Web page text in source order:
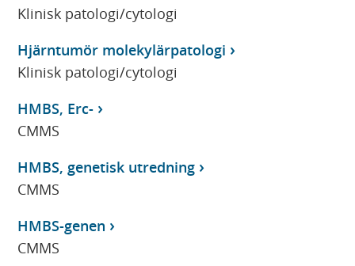
Klinisk patologi/cytologi
Hjärntumör molekylärpatologi
Klinisk patologi/cytologi
HMBS, Erc-
CMMS
HMBS, genetisk utredning
CMMS
HMBS-genen
CMMS